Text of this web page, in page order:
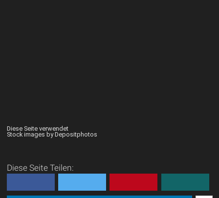
Diese Seite verwendet
Stock images by Depositphotos
Diese Seite Teilen: